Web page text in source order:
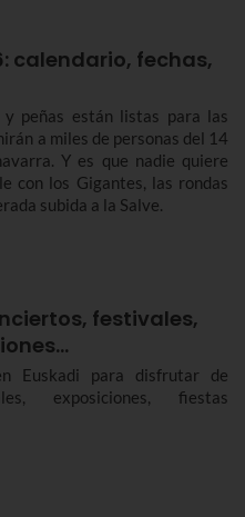
calendario, fechas,
y peñas están listas para las
a miles de personas del 14
Y es que nadie quiere
con los Gigantes, las rondas
subida a la Salve.
festivales,
Euskadi para disfrutar de
exposiciones, fiestas